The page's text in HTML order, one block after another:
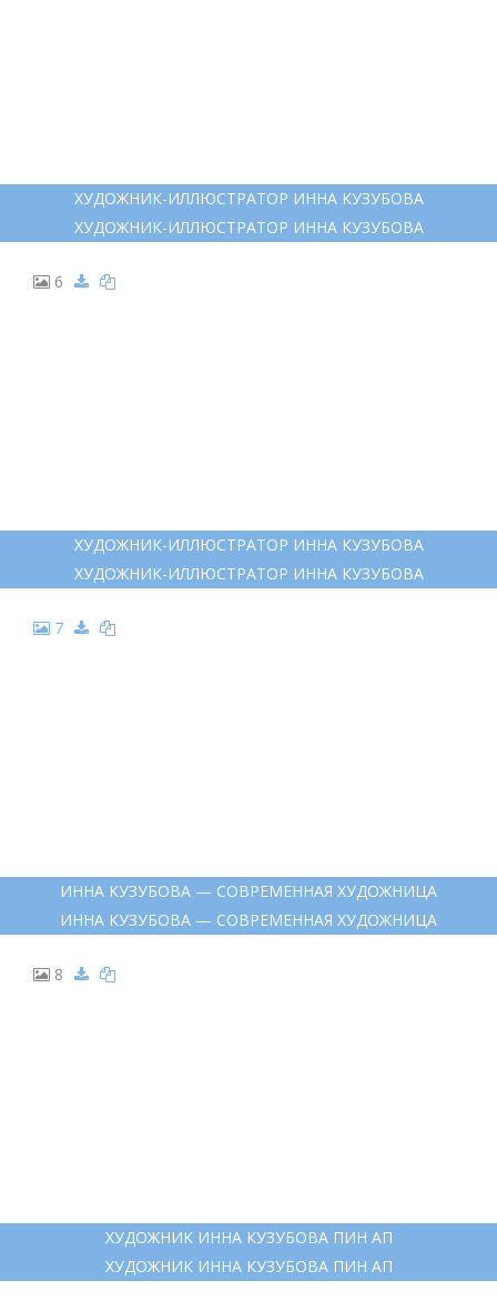
ХУДОЖНИК-ИЛЛЮСТРАТОР ИННА КУЗУБОВА
ХУДОЖНИК-ИЛЛЮСТРАТОР ИННА КУЗУБОВА
6
ХУДОЖНИК-ИЛЛЮСТРАТОР ИННА КУЗУБОВА
ХУДОЖНИК-ИЛЛЮСТРАТОР ИННА КУЗУБОВА
7
ИННА КУЗУБОВА — СОВРЕМЕННАЯ ХУДОЖНИЦА
ИННА КУЗУБОВА — СОВРЕМЕННАЯ ХУДОЖНИЦА
8
ХУДОЖНИК ИННА КУЗУБОВА ПИН АП
ХУДОЖНИК ИННА КУЗУБОВА ПИН АП